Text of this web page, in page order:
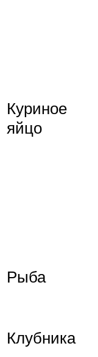
Куриное
яйцо
Рыба
Клубника